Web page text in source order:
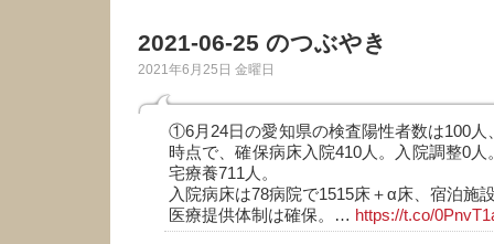
2021-06-25 のつぶやき
2021年6月25日 金曜日
①6月24日の愛知県の検査陽性者数は100人
時点で、確保病床入院410人。入院調整0
宅療養711人。
入院病床は78病院で1515床＋α床、宿泊施
医療提供体制は確保。… https://t.co/